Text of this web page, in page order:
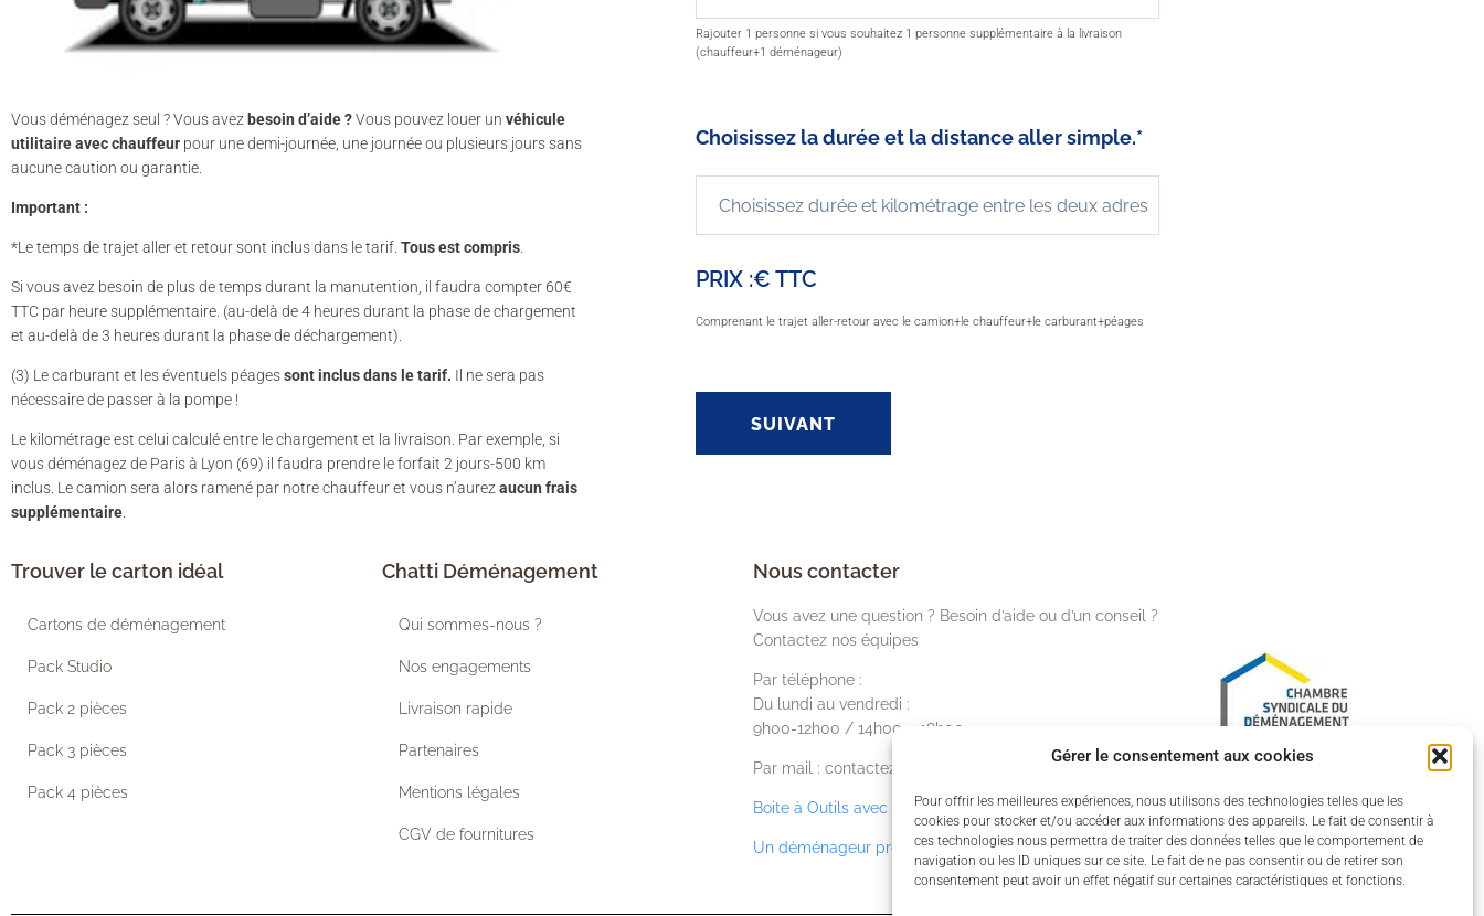
Gérer le consentement aux cookies
Pour offrir les meilleures expériences, nous utilisons des technologies telles que les
cookies pour stocker et/ou accéder aux informations des appareils. Le fait de consentir à
ces technologies nous permettra de traiter des données telles que le comportement de
navigation ou les ID uniques sur ce site. Le fait de ne pas consentir ou de retirer son
consentement peut avoir un effet négatif sur certaines caractéristiques et fonctions.
Vous déménagez seul ? Vous avez besoin d’aide ?Vous pouvez louer un véhicule
utilitaire avec chauffeur pour une demi-journée, une journée ou plusieurs jours sans
aucune caution ou garantie.
Important :
*Le temps de trajet aller et retour sont inclus dans le tarif. Tous est compris
Si vous avez besoin de plus de temps durant la manutention, il faudra compter 60€
TTC par heure supplémentaire. (au-delà de 4 heures durant la phase de chargement
et au-delà de 3 heures durant la phase de déchargement).
(3) Le carburant et les éventuels péagessont inclus dans le tarif. Il ne sera pas
nécessaire de passer à la pompe !
Le kilométrage est celui calculé entre le chargement et la livraison. Par exemple, si
vous déménagez de Paris à Lyon (69) il faudra prendre le forfait 2 jours-500 km
inclus. Le camion sera alors ramené par notre chauffeur et vous n’aurez aucun frais
supplémentaire
Rajouter 1 personne si vous souhaitez 1 personne supplémentaire à la livraison
(chauffeur+1 déménageur)
Choisissez la durée et la distance aller simple.*
PRIX :€ TTC
Comprenant le trajet aller-retour avec le camion+le chauffeur+le carburant+péages
SUIVANT
Trouver le carton idéal
Cartons de déménagement
Pack Studio
Pack 2 pièces
Pack 3 pièces
Pack 4 pièces
Chatti Déménagement
Qui sommes-nous ?
Nos engagements
Livraison rapide
Partenaires
Mentions légales
CGV de fournitures
Nous contacter
Vous avez une question ? Besoin d’aide ou d’un conseil ?
Contactez nos équipes
Par téléphone :
Du lundi au vendredi :
9h00-12h00 / 14h00 – 18h00
Par mail : contactez nos équipes
Boite à Outils avec liens utiles
Un déménageur proche de chez vous